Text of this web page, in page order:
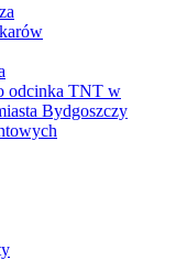
odcinka TNT w
Bydgoszczy